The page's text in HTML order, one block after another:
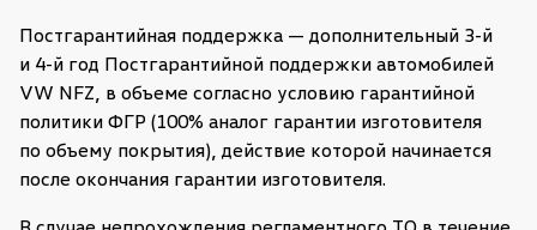
Постгарантийная поддержка — дополнительный 3-й
и 4-й год Постгарантийной поддержки автомобилей
VW NFZ, в объеме согласно условию гарантийной
политики ФГР (100% аналог гарантии изготовителя
по объему покрытия), действие которой начинается
после окончания гарантии изготовителя.